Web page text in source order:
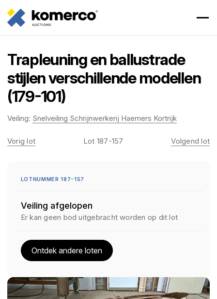
Trapleuning en ballustrade
stijlen verschillende modellen
(179-101)
Veiling: Snelveiling Schrijnwerkerij Haemers Kortrijk
Vorig lot Lot 187-157 Volgend lot
LOTNUMMER 187-157
Veiling afgelopen
Er kan geen bod uitgebracht worden op dit lot
Ontdek andere loten